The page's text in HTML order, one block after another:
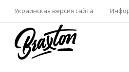
Украинская версия сайта